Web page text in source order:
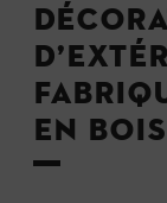
EN BOIS
Comment
D’autres idées